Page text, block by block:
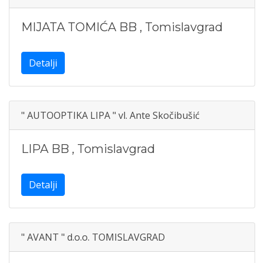
MIJATA TOMIĆA BB , Tomislavgrad
Detalji
" AUTOOPTIKA LIPA " vl. Ante Skočibušić
LIPA BB , Tomislavgrad
Detalji
" AVANT " d.o.o. TOMISLAVGRAD